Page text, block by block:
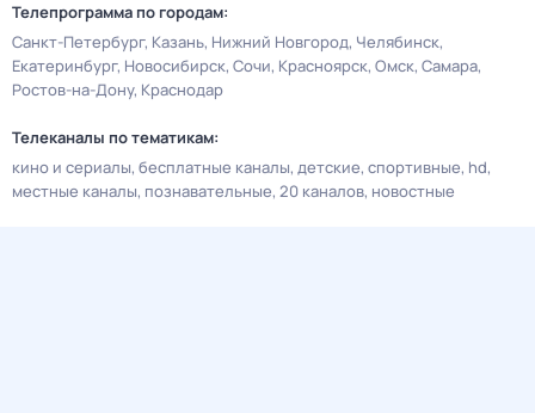
Телепрограмма по городам:
Санкт-Петербург Казань Нижний Новгород Челябинск
Екатеринбург Новосибирск Сочи Красноярск Омск Самара
Ростов-на-Дону Краснодар
Телеканалы по тематикам:
кино и сериалы бесплатные каналы детские спортивные hd
местные каналы познавательные 20 каналов новостные